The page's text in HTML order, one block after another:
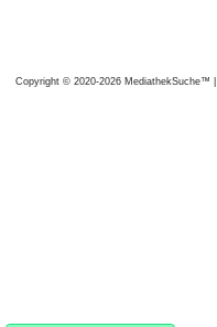
Copyright © 2020-2026 MediathekSuche™ |